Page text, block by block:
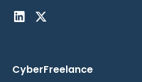
CyberFreelance